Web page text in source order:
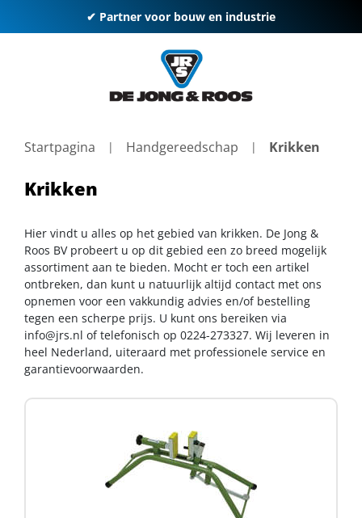
✔ Partner voor bouw en industrie
Startpagina Handgereedschap Krikken
Krikken
Hier vindt u alles op het gebied van krikken. De Jong &
Roos BV probeert u op dit gebied een zo breed mogelijk
assortiment aan te bieden. Mocht er toch een artikel
ontbreken, dan kunt u natuurlijk altijd contact met ons
opnemen voor een vakkundig advies en/of bestelling
tegen een scherpe prijs. U kunt ons bereiken via
info@jrs.nl of telefonisch op 0224-273327. Wij leveren in
heel Nederland, uiteraard met professionele service en
garantievoorwaarden.